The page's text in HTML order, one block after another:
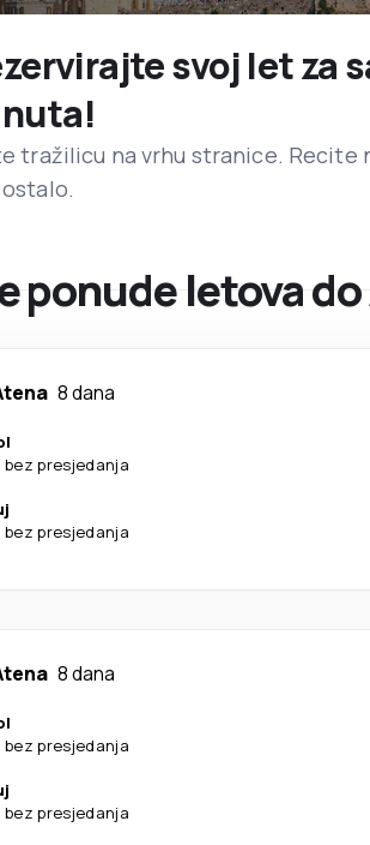
svoj let za
tražilicu na vrhu stranice. Recite
ponude letova
8 dana
bez presjedanja
bez presjedanja
8 dana
bez presjedanja
bez presjedanja